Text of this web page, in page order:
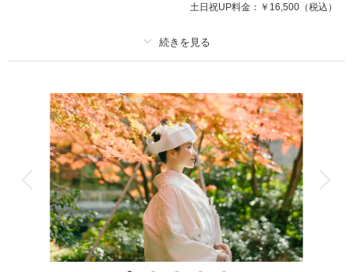
土日祝UP料金： ￥16,500 （税込）
撮影料 新婦衣装2着 新郎衣装1着
着付け ヘアメイク 小物一式
アルバム データ 100 カット 台紙付写真
衣装追加 会食 挙式
家族と撮影 家族用衣装レンタル ペットと撮影
その他含むもの
★約100着から花嫁衣装2着を選べる！衣装グレード追加料金込み（最大15
万円相当）さらに新郎衣装も自由に選べるフルパッケージプラン。！種類豊